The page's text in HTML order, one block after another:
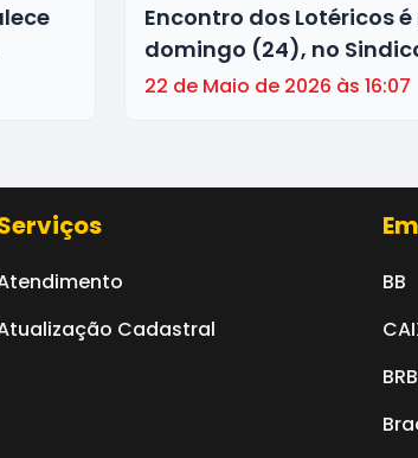
Encontro dos Lotéricos
domingo (24), no
22 de Maio de 2026 às 16:07
Cadastral
BB
BRB